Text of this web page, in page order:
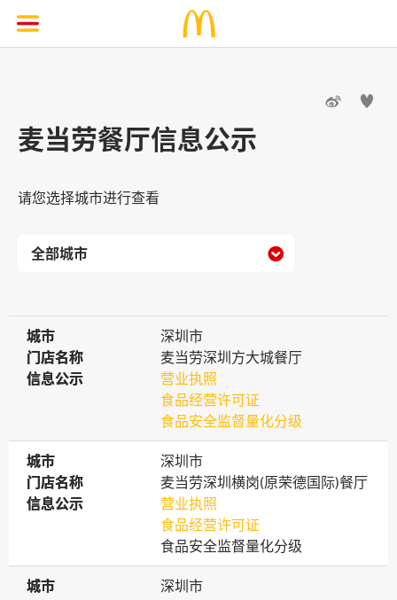
 
麦当劳餐厅信息公示
请您选择城市进行查看

城市
城市
深圳市
门店名称
门店名称
麦当劳深圳方大城餐厅
信息公示
信息公示
营业执照
食品经营许可证
食品安全监督量化分级
城市
城市
深圳市
门店名称
门店名称
麦当劳深圳横岗(原荣德国际)餐厅
信息公示
信息公示
营业执照
食品经营许可证
食品安全监督量化分级
城市
城市
深圳市